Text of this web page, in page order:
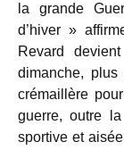
la grande
d’hiver »
Revard
dimanche,
crémaillère
guerre, outre
sportive et